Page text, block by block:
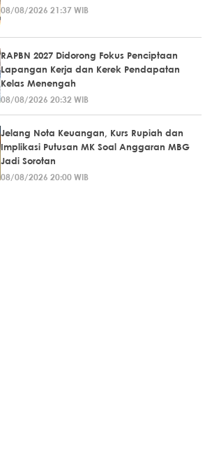
08/08/2026 21:37 WIB
RAPBN 2027 Didorong Fokus Penciptaan
Lapangan Kerja dan Kerek Pendapatan
Kelas Menengah
08/08/2026 20:32 WIB
Jelang Nota Keuangan, Kurs Rupiah dan
Implikasi Putusan MK Soal Anggaran MBG
Jadi Sorotan
08/08/2026 20:00 WIB